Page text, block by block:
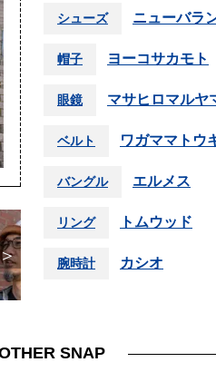
シューズ ニューバラ
帽子 ヨーコサカモト
眼鏡 マサヒロマルヤ
ベルト ワガママトウ
バングル エルメス
リング トムウッド
腕時計 カシオ
SNAP